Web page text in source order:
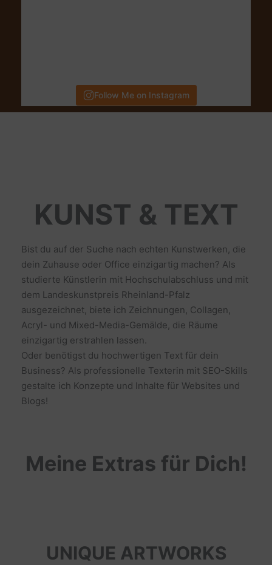
Follow Me on Instagram
KUNST & TEXT
Bist du auf der Suche nach echten Kunstwerken, die
dein Zuhause oder Office einzigartig machen? Als
studierte Künstlerin mit Hochschulabschluss und mit
dem Landeskunstpreis Rheinland-Pfalz
ausgezeichnet, biete ich Zeichnungen, Collagen,
Acryl- und Mixed-Media-Gemälde, die Räume
einzigartig erstrahlen lassen.
Oder benötigst du hochwertigen Text für dein
Business? Als professionelle Texterin mit SEO-Skills
gestalte ich Konzepte und Inhalte für Websites und
Blogs!
Meine Extras für Dich!
UNIQUE ARTWORKS